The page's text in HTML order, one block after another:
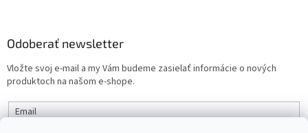
Odoberať newsletter
Vložte svoj e-mail a my Vám budeme zasielať informácie o nových
produktoch na našom e-shope.
Email